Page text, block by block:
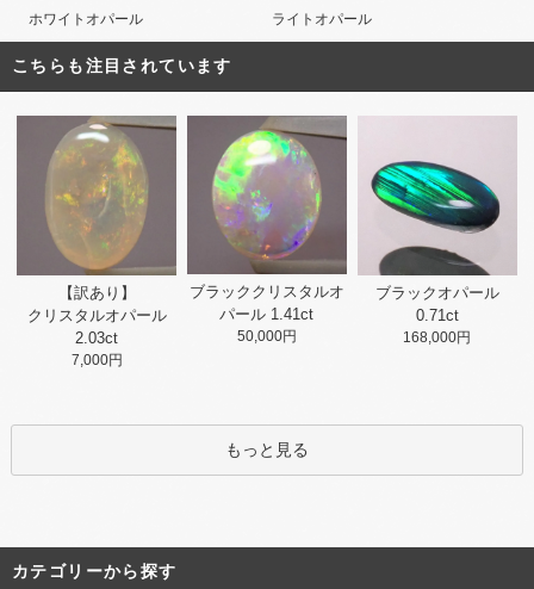
ホワイトオパール ライトオパール
こちらも注目されています
【訳あり】
クリスタルオパール
2.03ct
7,000円
ブラッククリスタルオ
パール 1.41ct
50,000円
ブラックオパール
0.71ct
168,000円
もっと見る
カテゴリーから探す